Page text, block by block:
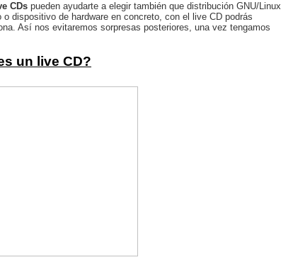
CDs pueden ayudarte a elegir también que distribución GNU/Linux
o dispositivo de hardware en concreto, con el live CD podrás
Así nos evitaremos sorpresas posteriores, una vez tengamos
un live CD?